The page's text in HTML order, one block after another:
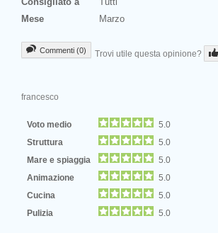
Mese
Marzo
Commenti (0) Trovi utile questa opinione?
francesco
Voto medio
5.0
Struttura
5.0
Mare e spiaggia
5.0
Animazione
5.0
Cucina
5.0
Pulizia
5.0